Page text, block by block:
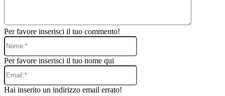
Per favore inserisci il tuo commento!
Nome:*
Per favore inserisci il tuo nome qui
Email:*
Hai inserito un indirizzo email errato!